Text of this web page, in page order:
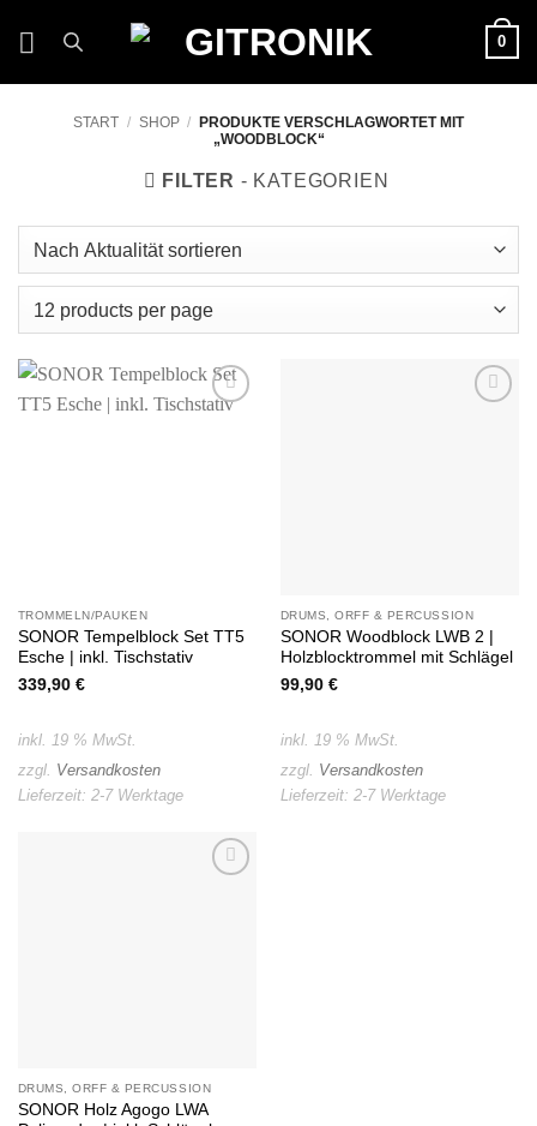
0
START / SHOP /
PRODUKTE VERSCHLAGWORTET MIT
„WOODBLOCK“
FILTER
TROMMELN/PAUKEN
SONOR Tempelblock Set TT5
Esche | inkl. Tischstativ
339,90 €
inkl. 19 % MwSt.
zzgl. Versandkosten
Lieferzeit: 2-7 Werktage
DRUMS, ORFF & PERCUSSION
SONOR Woodblock LWB 2 |
Holzblocktrommel mit Schlägel
99,90 €
inkl. 19 % MwSt.
zzgl. Versandkosten
Lieferzeit: 2-7 Werktage
DRUMS, ORFF & PERCUSSION
SONOR Holz Agogo LWA